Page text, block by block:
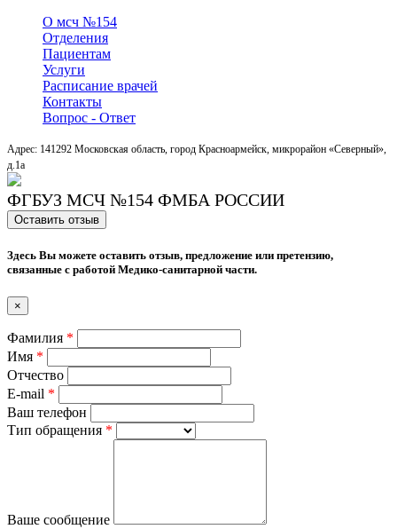
О мсч №154
Отделения
Пациентам
Услуги
Расписание врачей
Контакты
Вопрос - Ответ
Адрес: 141292 Московская область, город Красноармейск, микрорайон «Северный»,
д.1a
ФГБУЗ МСЧ №154 ФМБА РОССИИ
Оставить отзыв
Здесь Вы можете оставить отзыв, предложение или претензию,
связанные с работой Медико-санитарной части.
×
Фамилия *
Имя *
Отчество
E-mail *
Ваш телефон
Тип обращения *
Ваше сообщение